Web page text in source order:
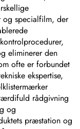
og specialfilm, der
eliminerer den
ofte er forbundet
ekspertise,
rådgivning
og
præstation og